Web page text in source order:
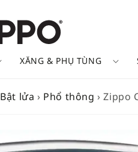
XĂNG & PHỤ TÙNG
Bật lửa › Phổ thông ›Zippo